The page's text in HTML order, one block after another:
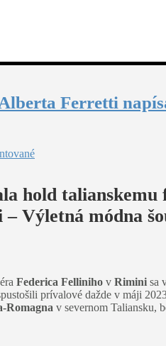
Ferretti
hold
– Výletná módna
Federica Felliniho v Rimini sa
prívalové dažde v máji
Romagna v severnom Taliansku,